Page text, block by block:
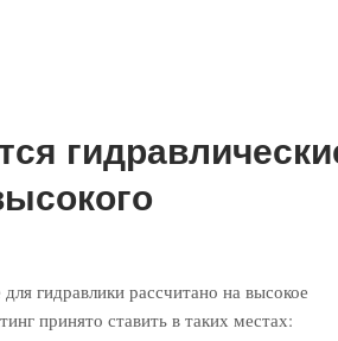
гидравлики рассчитано на высокое
принято ставить в таких местах: